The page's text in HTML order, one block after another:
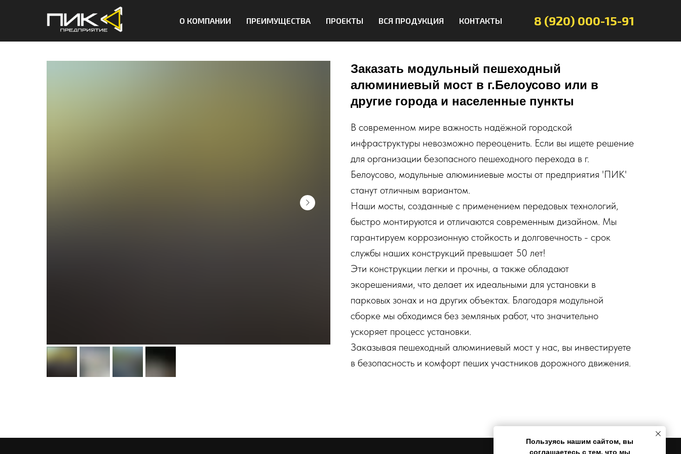
О КОМПАНИИ ПРЕИМУЩЕСТВА ПРОЕКТЫ ВСЯ ПРОДУКЦИЯ КОНТАКТЫ 8 (920) 000-15-91
Заказать модульный пешеходный
алюминиевый мост в г.Белоусово или в
другие города и населенные пункты
В современном мире важность надёжной городской
инфраструктуры невозможно переоценить. Если вы ищете решение
для организации безопасного пешеходного перехода в г.
Белоусово, модульные алюминиевые мосты от предприятия 'ПИК'
станут отличным вариантом.
Наши мосты, созданные с применением передовых технологий,
быстро монтируются и отличаются современным дизайном. Мы
гарантируем коррозионную стойкость и долговечность - срок
службы наших конструкций превышает 50 лет!
Эти конструкции легки и прочны, а также обладают
экорешениями, что делает их идеальными для установки в
парковых зонах и на других объектах. Благодаря модульной
сборке мы обходимся без земляных работ, что значительно
ускоряет процесс установки.
Заказывая пешеходный алюминиевый мост у нас, вы инвестируете
в безопасность и комфорт пеших участников дорожного движения.
Пользуясь нашим сайтом, вы
соглашаетесь с тем, что мы